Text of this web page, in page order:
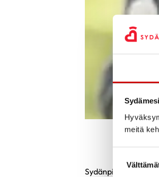
meitä
Sydänpiste